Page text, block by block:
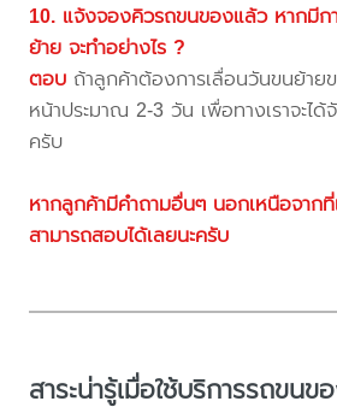
10. แจ้งจองคิวรถขนของแล้ว หากมีก
ย้าย จะทำอย่างไร ?
ตอบ ถ้าลูกค้าต้องการเลื่อนวันขนย้า
หน้าประมาณ 2-3 วัน เพื่อทางเราจะไ
ครับ
หากลูกค้ามีคำถามอื่นๆ นอกเหนือจาก
สามารถสอบได้เลยนะครับ
สาระน่ารู้เมื่อใช้บริการรถขนข